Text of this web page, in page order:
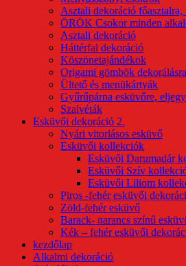
Asztali dekoráció főasztalra,
ÖRÖK Csokor minden
Asztali dekoráció
Háttérfal dekoráció
Köszönetajándékok
Origami gömbök dekorálásra
Ültető és menükártyák
Gyűrűpárna esküvőre,
Szalvéták
Esküvői dekoráció 2.
Nyári vitorlásos esküvő
Esküvői kollekciók
Esküvői Darumadár
Esküvői Szív
Esküvői Liliom
Piros -fehér esküvői
Zöld-fehér esküvő
Barack- narancs színű
Kék – fehér esküvői
kezdőlap
Alkalmi dekoráció